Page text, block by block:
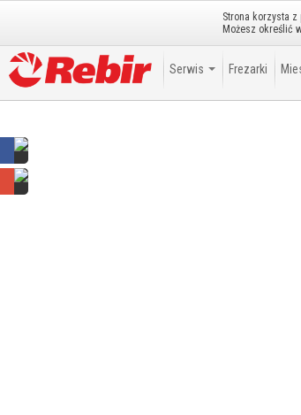
założyć konto.
Serwis Frezarki
Strona korzysta
Możesz określić